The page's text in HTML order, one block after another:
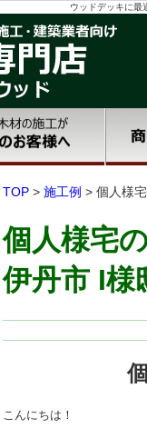
ウッドデッキに最
TOP > 施工例 > 個人様
個人様宅
伊丹市 I様
こんにちは！